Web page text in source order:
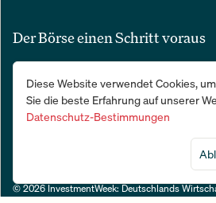
Der Börse einen Schritt voraus
Alle relevanten Nachrichten aus
einfachen E-Mail. 100 % kostenlos:
© 2026 InvestmentWeek: Deutschlands
Diese Website verwendet Cookies,
Sie die beste Erfahrung auf unserer
Datenschutz-Bestimmungen